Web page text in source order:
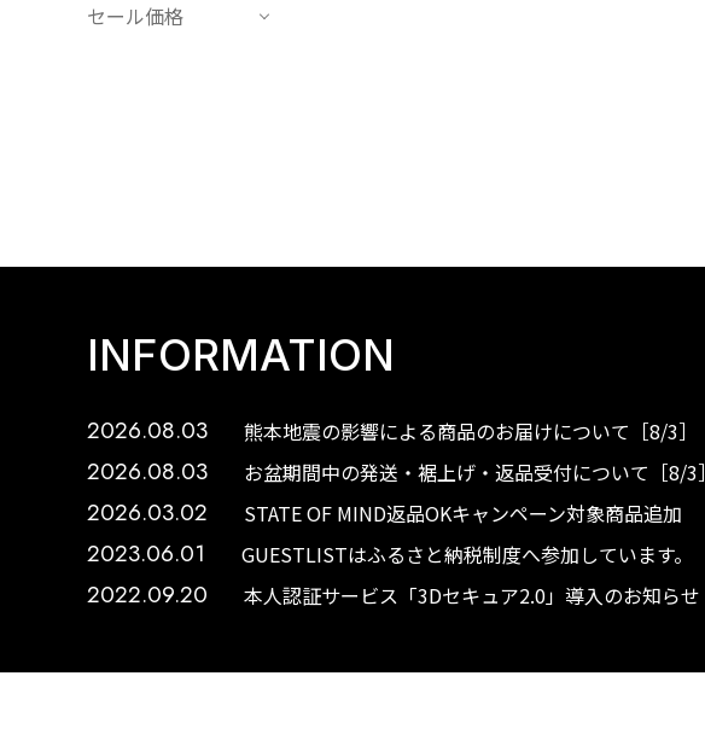
セール価格
INFORMATION
2026.08.03 熊本地震の影響による商品のお届けについて［8/3］
2026.08.03 お盆期間中の発送・裾上げ・返品受付について［8/3］
2026.03.02 STATE OF MIND返品OKキャンペーン対象商品追加
2023.06.01 GUESTLISTはふるさと納税制度へ参加しています。
2022.09.20 本人認証サービス「3Dセキュア2.0」導入のお知らせ